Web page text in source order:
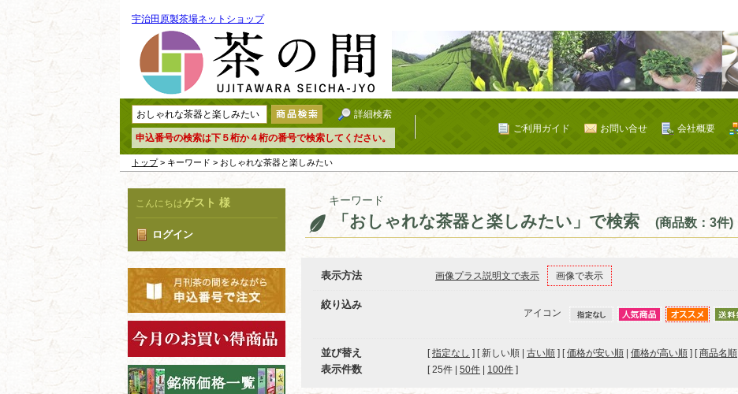
宇治田原製茶場ネットショップ
詳細検索
申込番号の検索は下５桁か４桁の番号で検索してください。
会社概要
お問い合せ
ご利用ガイド
トップ> キーワード > おしゃれな茶器と楽しみたい
こんにちはゲスト 様
ログイン
キーワード
「おしゃれな茶器と楽しみたい」で検索 (商品数：3件)
表示方法 画像プラス説明文で表示 画像で表示
絞り込み
アイコン
並び替え [指定なし ] [ 新しい順 | 古い順 ] [価格が安い順 価格が高い順 ] [商品名順
表示件数 [ 25件 50件 100件 ]